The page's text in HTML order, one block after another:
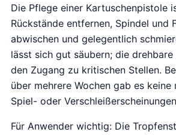
Die Pflege einer Kartuschenpistole
Rückstände entfernen, Spindel und
abwischen und gelegentlich
lässt sich gut säubern; die
den Zugang zu kritischen Stellen.
über mehrere Wochen gab es keine
Spiel- oder
Für Anwender wichtig: Die